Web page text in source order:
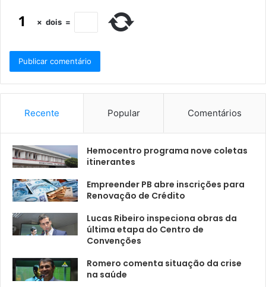
× dois =
Recente Popular Comentários
Hemocentro programa nove coletas
itinerantes
Empreender PB abre inscrições para
Renovação de Crédito
Lucas Ribeiro inspeciona obras da
última etapa do Centro de
Convenções
Romero comenta situação da crise
na saúde